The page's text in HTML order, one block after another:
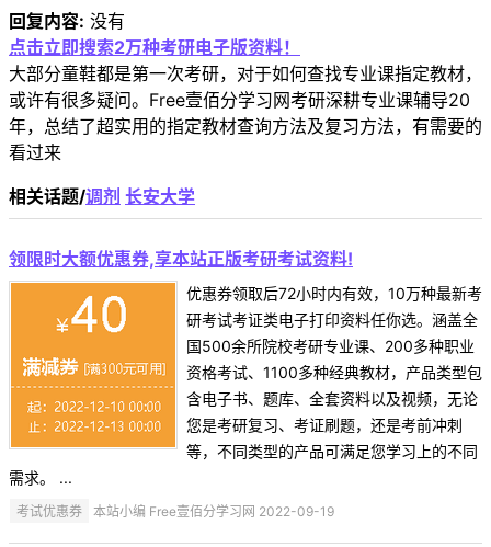
回复内容: 没有
点击立即搜索2万种考研电子版资料！
大部分童鞋都是第一次考研，对于如何查找专业课指定教材，
或许有很多疑问。Free壹佰分学习网考研深耕专业课辅导20
年，总结了超实用的指定教材查询方法及复习方法，有需要的
看过来
相关话题/调剂 长安大学
领限时大额优惠券,享本站正版考研考试资料!
优惠券领取后72小时内有效，10万种最新考
研考试考证类电子打印资料任你选。涵盖全
国500余所院校考研专业课、200多种职业
资格考试、1100多种经典教材，产品类型包
含电子书、题库、全套资料以及视频，无论
您是考研复习、考证刷题，还是考前冲刺
等，不同类型的产品可满足您学习上的不同
需求。 ...
考试优惠券 本站小编 Free壹佰分学习网 2022-09-19